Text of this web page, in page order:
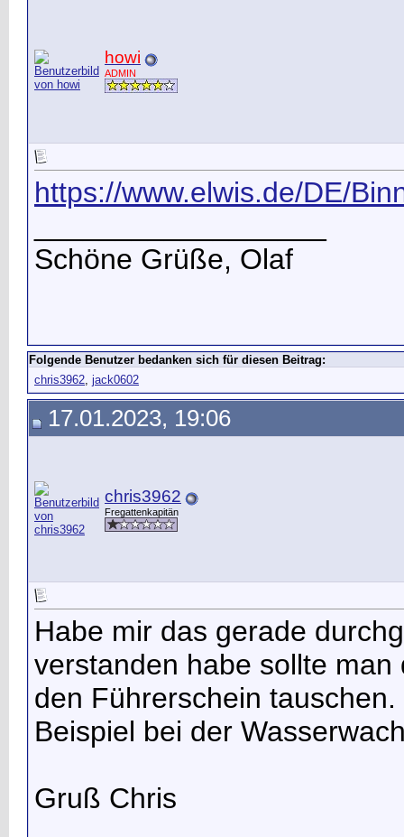
howi
ADMIN
https://www.elwis.de/DE/
Schöne Grüße, Olaf
Folgende Benutzer bedanken sich für diesen Beitrag:
chris3962, jack0602
17.01.2023, 19:06
chris3962
Fregattenkapitän
Habe mir das gerade
verstanden habe sollte
den Führerschein
Beispiel bei der
Gruß Chris